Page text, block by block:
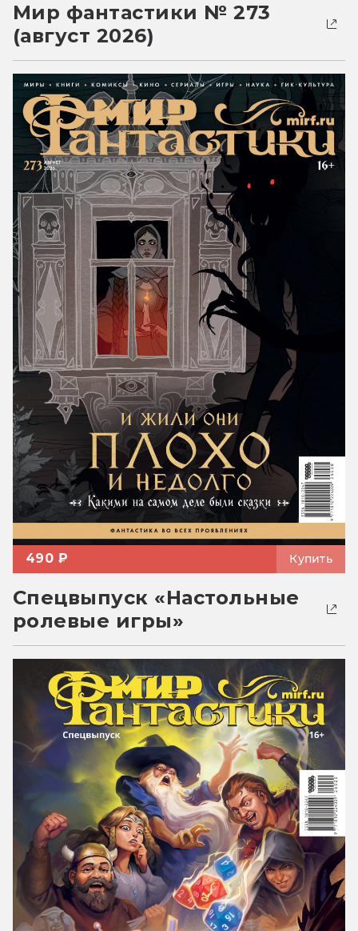
Мир фантастики № 273
(август 2026)
490 ₽ Купить
Спецвыпуск «Настольные
ролевые игры»